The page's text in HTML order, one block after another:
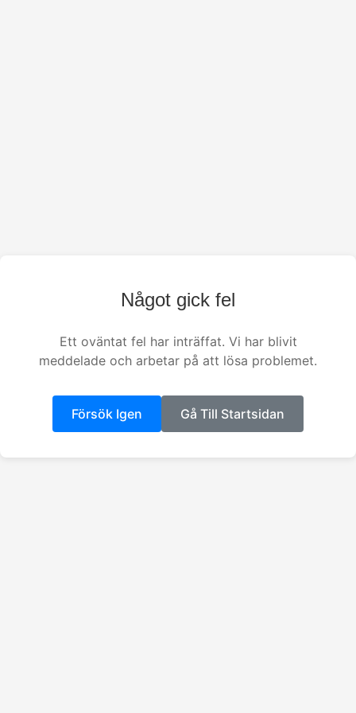
Något gick fel
Ett oväntat fel har inträffat. Vi har blivit
meddelade och arbetar på att lösa problemet.
Försök Igen Gå Till Startsidan